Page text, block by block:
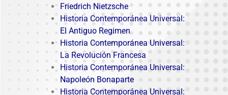
Friedrich Nietzsche
Historia Contemporánea Universal:
El Antiguo Regimen
Historia Contemporánea Universal:
La Revolución Francesa
Historia Contemporánea Universal:
Napoleón Bonaparte
Historia Contemporánea Universal: